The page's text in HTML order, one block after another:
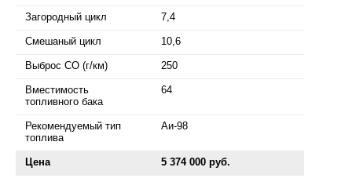
Загородный цикл 7,4
Смешаный цикл 10,6
Выброс СО (г/км) 250
Вместимость
топливного бака
64
Рекомендуемый тип
топлива
Аи-98
Цена 5 374 000 руб.